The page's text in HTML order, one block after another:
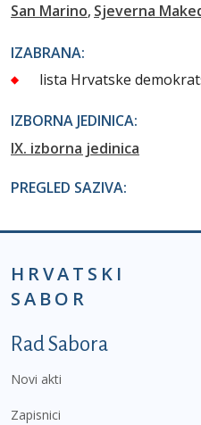
San Marino Sjeverna
IZABRANA:
lista Hrvatske
IZBORNA JEDINICA:
IX. izborna jedinica
PREGLED SAZIVA:
HRVATSKI
SABOR
Podnožje prvi
Rad Sabora
Novi akti
Zapisnici